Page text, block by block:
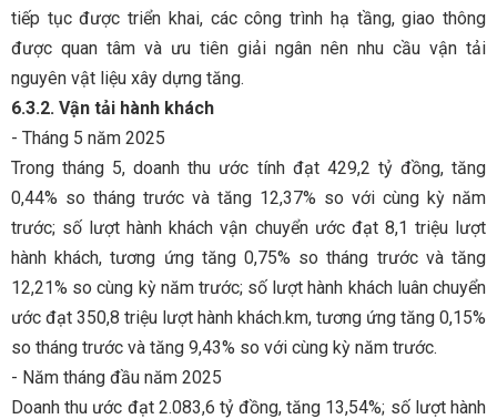
tiếp tục được triển khai, các công trình hạ tầng, giao thông
được quan tâm và ưu tiên giải ngân nên nhu cầu vận tải
nguyên vật liệu xây dựng tăng.
6.3.2. Vận tải hành khách
- Tháng 5 năm 2025
Trong tháng 5, doanh thu ước tính đạt 429,2 tỷ đồng, tăng
0,44% so tháng trước và tăng 12,37% so với cùng kỳ năm
trước; số lượt hành khách vận chuyển ước đạt 8,1 triệu lượt
hành khách, tương ứng tăng 0,75% so tháng trước và tăng
12,21% so cùng kỳ năm trước; số lượt hành khách luân chuyển
ước đạt 350,8 triệu lượt hành khách.km, tương ứng tăng 0,15%
so tháng trước và tăng 9,43% so với cùng kỳ năm trước.
- Năm tháng đầu năm 2025
Doanh thu ước đạt 2.083,6 tỷ đồng, tăng 13,54%; số lượt hành